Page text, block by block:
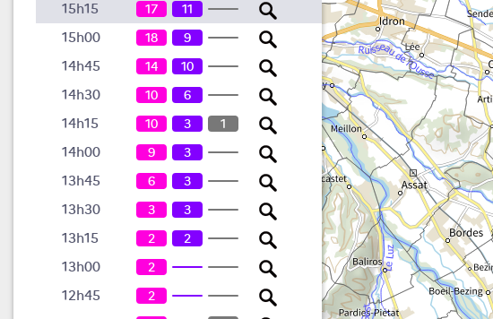
15h15
17
11
15h00
18
9
14h45
14
10
14h30
10
6
14h15
10 3
1
14h00
9
3
13h45
6
3
13h30
3
3
13h15
2
2
13h00
2
12h45
2